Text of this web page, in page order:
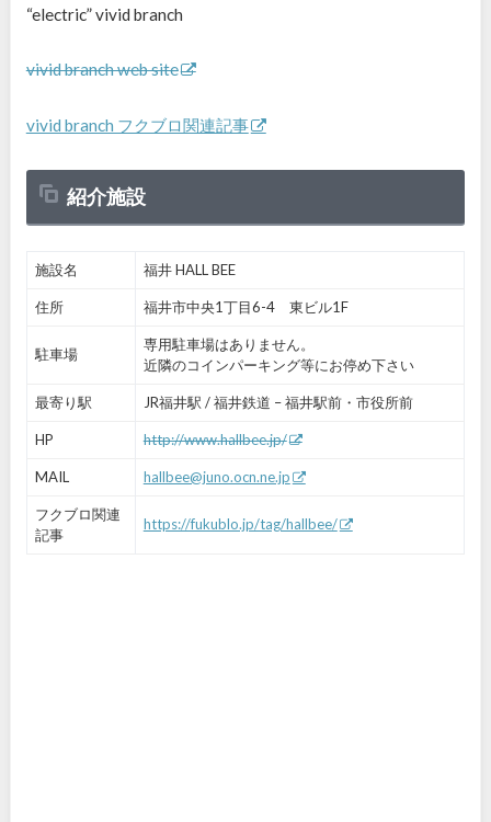
“electric” vivid branch
vivid branch web site
vivid branch フクブロ関連記事
紹介施設
施設名 福井 HALL BEE
住所 福井市中央1丁目6-4 東ビル1F
駐車場
専用駐車場はありません。
近隣のコインパーキング等にお停め下さい
最寄り駅 JR福井駅 / 福井鉄道 – 福井駅前・市役所前
HP http://www.hallbee.jp/
MAIL hallbee@juno.ocn.ne.jp
フクブロ関連
記事
https://fukublo.jp/tag/hallbee/